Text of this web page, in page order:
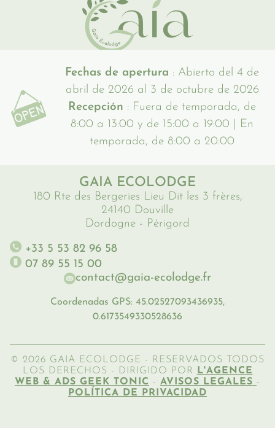
Fechas de apertura : Abierto del 4 de
abril de 2026 al 3 de octubre de 2026
Recepción : Fuera de temporada, de
8:00 a 13:00 y de 15:00 a 19:00 | En
temporada, de 8:00 a 20:00
GAIA ECOLODGE
180 Rte des Bergeries Lieu Dit les 3 frères,
24140 Douville
Dordogne - Périgord
+33 5 53 82 96 58
07 89 55 15 00
contact@gaia-ecolodge.fr
Coordenadas GPS: 45.02527093436935,
0.6173549330528636
© 2026 GAIA ECOLODGE - RESERVADOS TODOS
LOS DERECHOS - DIRIGIDO POR L'AGENCE
WEB & ADS GEEK TONIC - AVISOS LEGALES -
POLÍTICA DE PRIVACIDAD